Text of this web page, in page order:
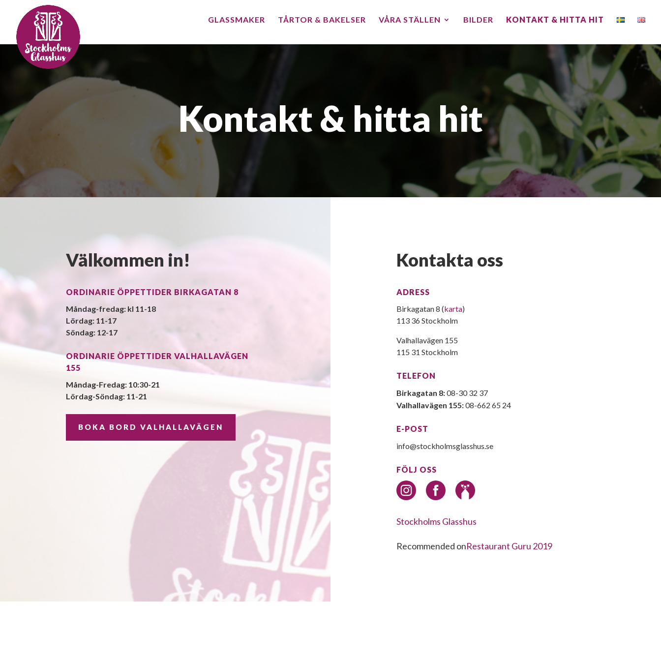
GLASSMAKER TÅRTOR & BAKELSER VÅRA STÄLLEN BILDER KONTAKT & HITTA HIT
Kontakt & hitta hit
Välkommen in!
ORDINARIE ÖPPETTIDER BIRKAGATAN 8
Måndag-fredag: kl 11-18
Lördag: 11-17
Söndag: 12-17
ORDINARIE ÖPPETTIDER VALHALLAVÄGEN
155
Måndag-Fredag: 10:30-21
Lördag-Söndag: 11-21
BOKA BORD VALHALLAVÄGEN
Kontakta oss
ADRESS
Birkagatan 8 (karta)
113 36 Stockholm
Valhallavägen 155
115 31 Stockholm
TELEFON
Birkagatan 8:08-30 32 37
Valhallavägen 155:08-662 65 24
E-POST
info@stockholmsglasshus.se
FÖLJ OSS
Stockholms Glasshus
Recommended onRestaurant Guru 2019